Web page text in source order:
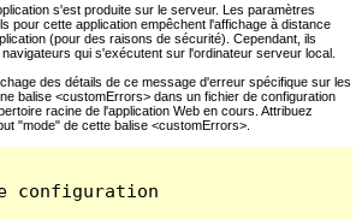
s'est produite sur le serveur. Les paramètres
pour cette application empêchent l'affichage à distance
(pour des raisons de sécurité). Cependant, ils
qui s'exécutent sur l'ordinateur serveur local.
des détails de ce message d'erreur spécifique sur les
balise <customErrors> dans un fichier de configuration
racine de l'application Web en cours. Attribuez
"mode" de cette balise <customErrors>.
configuration